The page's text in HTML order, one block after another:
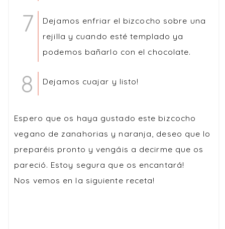
Dejamos enfriar el bizcocho sobre una
rejilla y cuando esté templado ya
podemos bañarlo con el chocolate.
Dejamos cuajar y listo!
Espero que os haya gustado este bizcocho
vegano de zanahorias y naranja, deseo que lo
preparéis pronto y vengáis a decirme que os
pareció. Estoy segura que os encantará!
Nos vemos en la siguiente receta!